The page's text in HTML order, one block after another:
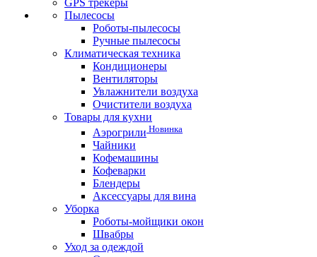
GPS трекеры
Пылесосы
Роботы-пылесосы
Ручные пылесосы
Климатическая техника
Кондиционеры
Вентиляторы
Увлажнители воздуха
Очистители воздуха
Товары для кухни
Аэрогрили Новинка
Чайники
Кофемашины
Кофеварки
Блендеры
Аксессуары для вина
Уборка
Роботы-мойщики окон
Швабры
Уход за одеждой